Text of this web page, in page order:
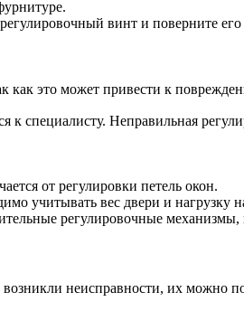
винт и поверните
как это может привести к
к специалисту. Неправильная
от регулировки петель окон.
учитывать вес двери и нагрузку
регулировочные механизмы,
неисправности, их можно